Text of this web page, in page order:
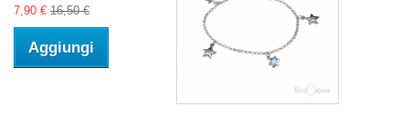
7,90 € 16,50 €
Aggiungi